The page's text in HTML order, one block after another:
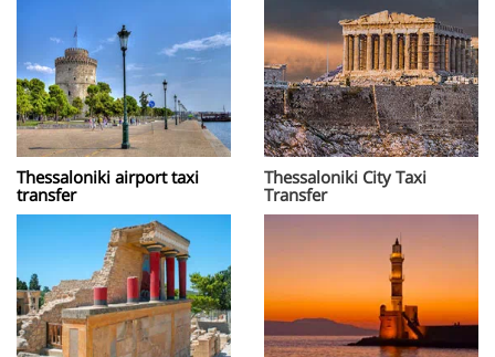
Thessaloniki airport taxi
transfer
Thessaloniki City Taxi
Transfer